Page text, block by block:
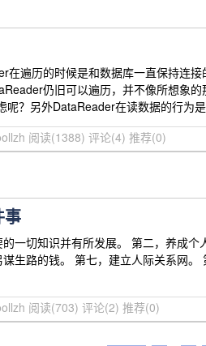
在遍历的时候是和数据库一直保持连
仍旧可以遍历，并不像所想象
呢？另外DataReader在读数据的行为
阅读(1388) 评论(4) 推荐(0)
事
一切知识并有所发展。 第二，养成
生路的钱。 第七，建立人际关系网
阅读(703) 评论(2) 推荐(0)